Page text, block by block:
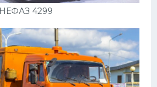
НЕФАЗ 4299